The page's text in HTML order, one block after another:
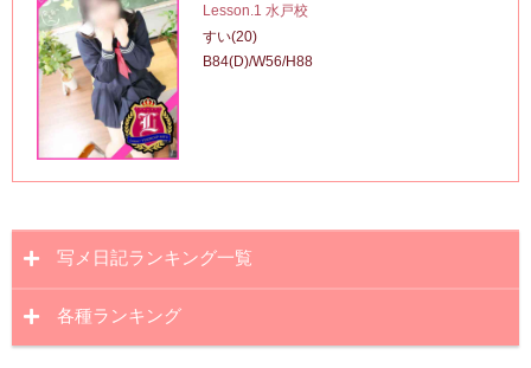
Lesson.1 水戸校
すい(20)
B84(D)/W56/H88
写メ日記ランキング一覧
各種ランキング